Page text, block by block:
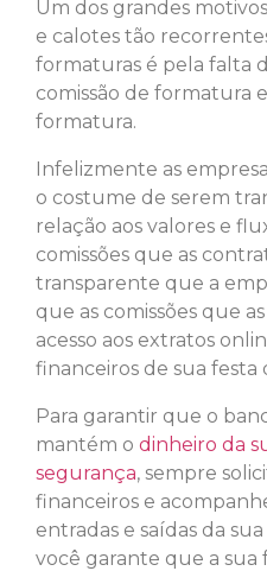
Um dos grandes
e calotes tão
formaturas é pela falta
comissão de formatura
formatura.
Infelizmente as
o costume de serem
relação aos valores e
comissões que as
transparente que a
que as comissões que
acesso aos extratos
financeiros de sua festa
Para garantir que o
mantém o dinheiro da
segurança, sempre
financeiros e
entradas e saídas da
você garante que a